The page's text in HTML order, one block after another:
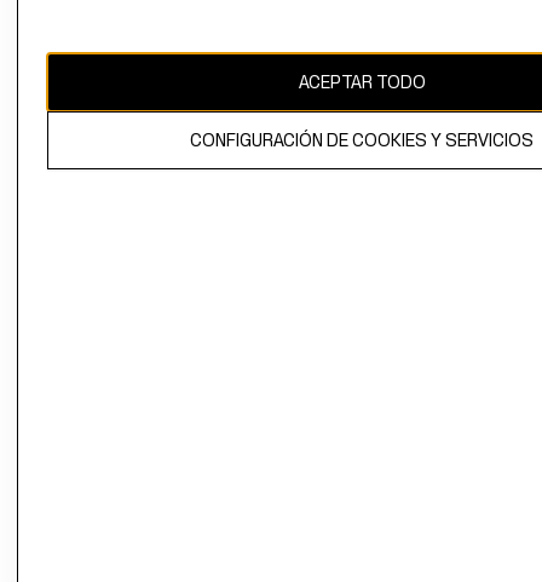
El contenido de esta página web está protegido por copyright y es
propiedad de H&M Hennes & Mauritz AB.
ACEPTAR TODO
CONFIGURACIÓN DE COOKIES Y SERVICIOS